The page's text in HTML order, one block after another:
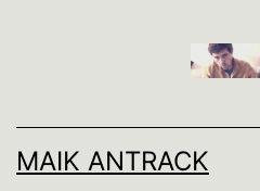
MAIK ANTRACK